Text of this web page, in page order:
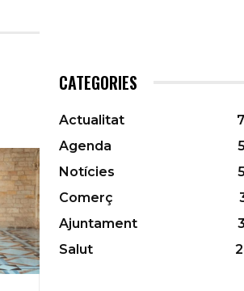
CATEGORIES
Actualitat
Agenda
Notícies
Comerç
Ajuntament
Salut